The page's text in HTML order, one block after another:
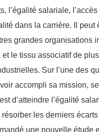
l’égalité salariale,
dans la carrière. Il peut
grandes organisations
le tissu associatif de
Sur l’une des
accompli sa mission,
d’atteindre l’égalité
les derniers
une nouvelle étude